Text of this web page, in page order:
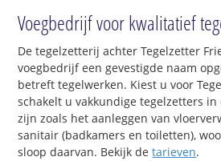
Voegbedrijf voor kwalitatief
De tegelzetterij achter Tegelzetter
voegbedrijf een gevestigde naam
betreft tegelwerken. Kiest u voor
schakelt u vakkundige tegelzetters
zijn zoals het aanleggen van
sanitair (badkamers en toiletten),
sloop daarvan. Bekijk detarieven.